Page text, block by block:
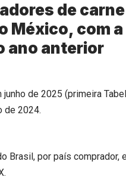
de carne
México, com a
ano anterior
de 2025 (primeira
de 2024.
Brasil, por país comprador,